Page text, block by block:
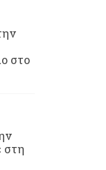
στο
στη